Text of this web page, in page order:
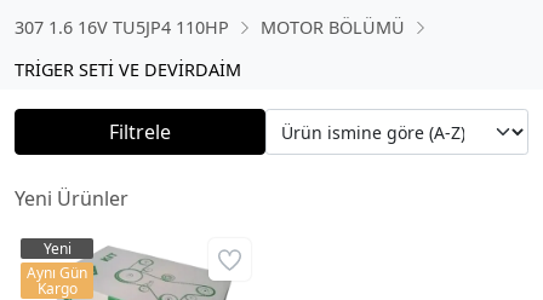
307 1.6 16V TU5JP4 110HP
MOTOR BÖLÜMÜ
TRİGER SETİ VE DEVİRDAİM
Filtrele
Yeni Ürünler
Yeni
Aynı Gün
Kargo